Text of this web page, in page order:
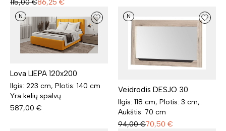
115,00 €86,25 €
N
Lova LIEPA 120x200
Ilgis: 223 cm, Plotis: 140 cm
Yra kelių spalvų
587,00 €
N
Veidrodis DESJO 30
Ilgis: 118 cm, Plotis: 3 cm,
Aukštis: 70 cm
94,00 €70,50 €